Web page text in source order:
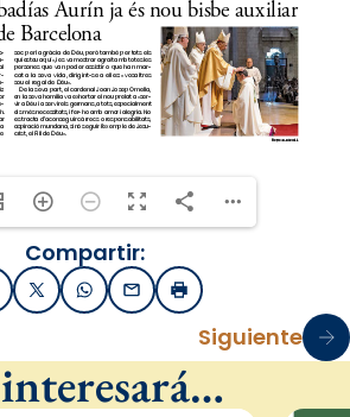
Compartir:
X / TwitterWhatsApp
EmailImprimir
Siguiente